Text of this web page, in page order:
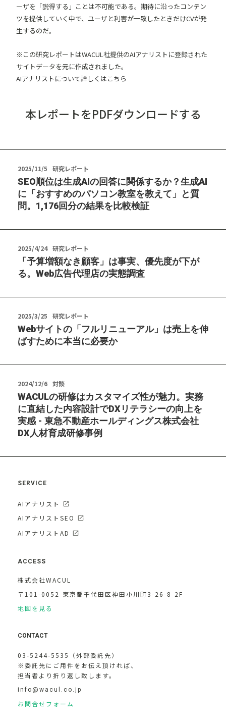
ーザを「説得する」ことは不可能である。期待に沿ったコンテン
ツを提供していく中で、ユーザと利害が一致したときだけCVが発
生するのだ。
※この研究レポートはWACUL社提供のAIアナリストに登録された
サイトデータを元に作成されました。
AIアナリストについて詳しくはこちら
本レポートをPDFダウンロードする
2025/11/5 研究レポート
SEO順位は生成AIの回答に関係するか？生成AI
に「おすすめのパソコン教室を教えて」と質
問。1,176回分の結果を比較検証
2025/4/24 研究レポート
「予算増額なき顧客」は事実、優先度が下が
る。Web広告代理店の実態調査
2025/3/25 研究レポート
Webサイトの「フルリニューアル」は売上を伸
ばすために本当に必要か
2024/12/6 対談
WACULの研修はカスタマイズ性が魅力。実務
に直結した内容設計でDXリテラシーの向上を
実感 - 東急不動産ホールディングス株式会社
DX人材育成研修事例
SERVICE
AIアナリストAD
AIアナリストSEO
AIアナリスト
ACCESS
株式会社WACUL
〒101-0052 東京都千代田区神田小川町3-26-8 2F
地図を見る
CONTACT
03-5244-5535（外部委託先）
※委託先にご用件をお伝え頂ければ、
担当者より折り返し致します。
info@wacul.co.jp
お問合せフォーム